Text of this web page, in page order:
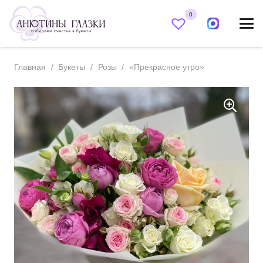
0
Главная / Букеты / Розы / «Прекрасное утро»